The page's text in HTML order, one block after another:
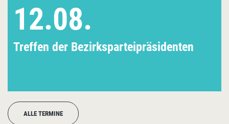
12.08.
Treffen der Bezirksparteipräsidenten
ALLE TERMINE